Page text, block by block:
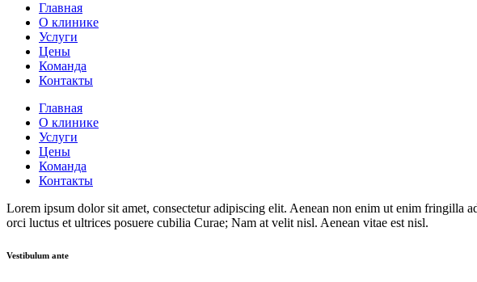
Главная
О клинике
Услуги
Цены
Команда
Контакты
Главная
О клинике
Услуги
Цены
Команда
Контакты
Lorem ipsum dolor sit amet, consectetur adipiscing elit. Aenean non enim ut enim fringilla
orci luctus et ultrices posuere cubilia Curae; Nam at velit nisl. Aenean vitae est nisl.
Vestibulum ante